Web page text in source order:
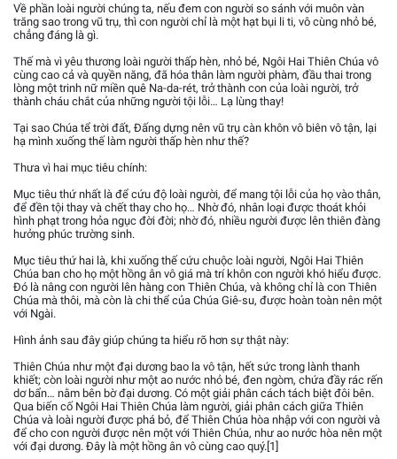
Về phần loài người chúng ta, nếu đem con người so sánh với muôn vàn
trăng sao trong vũ trụ, thì con người chỉ là một hạt bụi li ti, vô cùng nhỏ bé,
chẳng đáng là gì.
Thế mà vì yêu thương loài người thấp hèn, nhỏ bé, Ngôi Hai Thiên Chúa vô
cùng cao cả và quyền năng, đã hóa thân làm người phàm, đầu thai trong
lòng một trinh nữ miền quê Na-da-rét, trở thành con của loài người, trở
thành cháu chắt của những người tội lỗi… Lạ lùng thay!
Tại sao Chúa tể trời đất, Đấng dựng nên vũ trụ càn khôn vô biên vô tận, lại
hạ mình xuống thế làm người thấp hèn như thế?
Thưa vì hai mục tiêu chính:
Mục tiêu thứ nhất là để cứu độ loài người, để mang tội lỗi của họ vào thân,
để đền tội thay và chết thay cho họ… Nhờ đó, nhân loại được thoát khỏi
hình phạt trong hỏa ngục đời đời; nhờ đó, nhiều người được lên thiên đàng
hưởng phúc trường sinh.
Mục tiêu thứ hai là, khi xuống thế cứu chuộc loài người, Ngôi Hai Thiên
Chúa ban cho họ một hồng ân vô giá mà trí khôn con người khó hiểu được.
Đó là nâng con người lên hàng con Thiên Chúa, và không chỉ là con Thiên
Chúa mà thôi, mà còn là chi thể của Chúa Giê-su, được hoàn toàn nên một
với Ngài.
Hình ảnh sau đây giúp chúng ta hiểu rõ hơn sự thật này:
Thiên Chúa như một đại dương bao la vô tận, hết sức trong lành thanh
khiết; còn loài người như một ao nước nhỏ bé, đen ngòm, chứa đầy rác rến
dơ bẩn… nằm bên bờ đại dương. Có một giải phân cách tách biệt đôi bên.
Qua biến cố Ngôi Hai Thiên Chúa làm người, giải phân cách giữa Thiên
Chúa và loài người được phá bỏ, để Thiên Chúa hòa nhập với con người và
để cho con người được nên một với Thiên Chúa, như ao nước hòa nên một
với đại dương. Đây là một hồng ân vô cùng cao quý.[1]